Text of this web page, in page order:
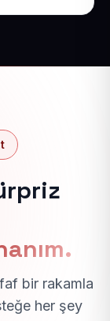
bir rakamla
her şey